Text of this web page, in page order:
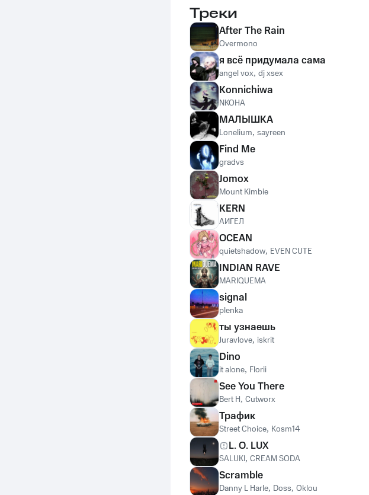
Треки
After The Rain
Overmono
я всё придумала сама
angel vox, dj xsex
Konnichiwa
NKOHA
МАЛЫШКА
Lonelium, sayreen
Find Me
gradvs
Jomox
Mount Kimbie
KERN
АИГЕЛ
OCEAN
quietshadow, EVEN CUTE
INDIAN RAVE
MARIQUEMA
signal
plenka
ты узнаешь
Juravlove, iskrit
Dino
it alone, Florii
See You There
Bert H, Cutworx
Трафик
Street Choice, Kosm14
L. O. LUX
SALUKI, CREAM SODA
Scramble
Danny L Harle, Doss, Oklou